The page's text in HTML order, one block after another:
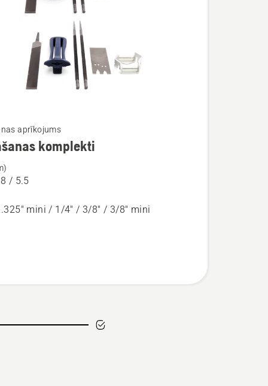
aprīkojums
komplekti
/ 5.5
mini / 1/4" / 3/8" / 3/8" mini